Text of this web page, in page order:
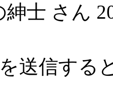
紳士 さん
送信する